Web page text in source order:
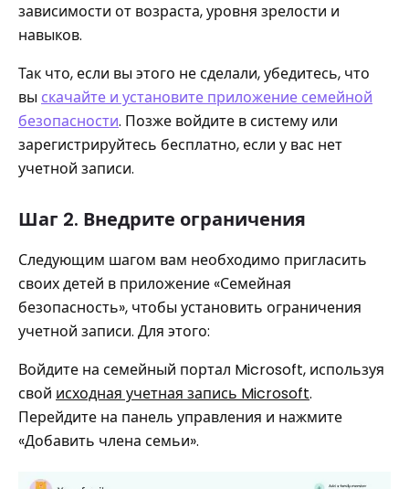
зависимости от возраста, уровня зрелости и
навыков.
Так что, если вы этого не сделали, убедитесь, что
вы скачайте и установите приложение семейной
безопасности. Позже войдите в систему или
зарегистрируйтесь бесплатно, если у вас нет
учетной записи.
Шаг 2. Внедрите ограничения
Следующим шагом вам необходимо пригласить
своих детей в приложение «Семейная
безопасность», чтобы установить ограничения
учетной записи. Для этого:
Войдите на семейный портал Microsoft, используя
свой исходная учетная запись Microsoft.
Перейдите на панель управления и нажмите
«Добавить члена семьи».